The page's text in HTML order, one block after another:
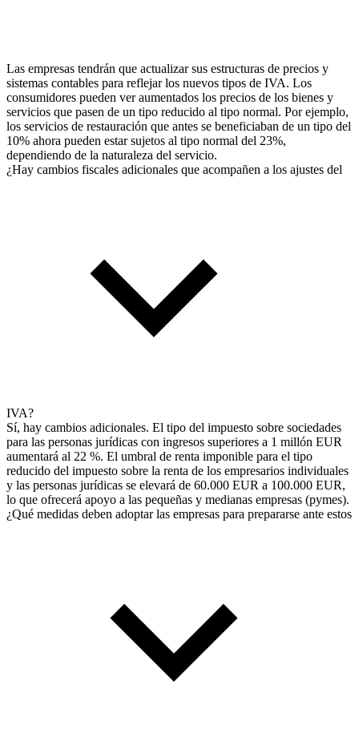
Las empresas tendrán que actualizar sus estructuras de precios y
sistemas contables para reflejar los nuevos tipos de IVA. Los
consumidores pueden ver aumentados los precios de los bienes y
servicios que pasen de un tipo reducido al tipo normal. Por ejemplo,
los servicios de restauración que antes se beneficiaban de un tipo del
10% ahora pueden estar sujetos al tipo normal del 23%,
dependiendo de la naturaleza del servicio.
¿Hay cambios fiscales adicionales que acompañen a los ajustes del
IVA?
Sí, hay cambios adicionales. El tipo del impuesto sobre sociedades
para las personas jurídicas con ingresos superiores a 1 millón EUR
aumentará al 22 %. El umbral de renta imponible para el tipo
reducido del impuesto sobre la renta de los empresarios individuales
y las personas jurídicas se elevará de 60.000 EUR a 100.000 EUR,
lo que ofrecerá apoyo a las pequeñas y medianas empresas (pymes).
¿Qué medidas deben adoptar las empresas para prepararse ante estos